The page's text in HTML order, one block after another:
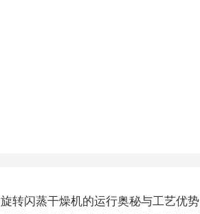
旋转闪蒸干燥机的运行奥秘与工艺优势